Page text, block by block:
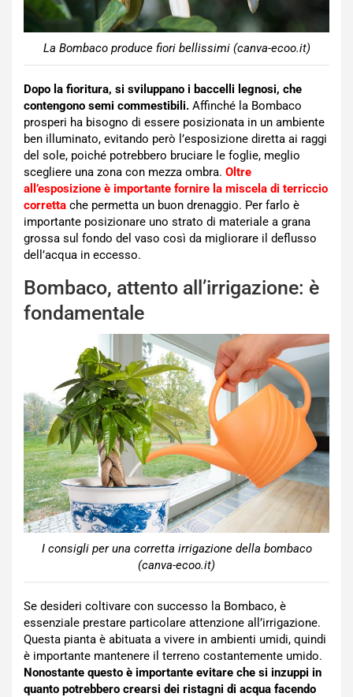
La Bombaco produce fiori bellissimi (canva-ecoo.it)
Dopo la fioritura, si sviluppano i baccelli legnosi, che
contengono semi commestibili. Affinché la Bombaco
prosperi ha bisogno di essere posizionata in un ambiente
ben illuminato, evitando però l’esposizione diretta ai raggi
del sole, poiché potrebbero bruciare le foglie, meglio
scegliere una zona con mezza ombra. Oltre
all’esposizione è importante fornire la miscela di terriccio
corretta che permetta un buon drenaggio. Per farlo è
importante posizionare uno strato di materiale a grana
grossa sul fondo del vaso così da migliorare il deflusso
dell’acqua in eccesso.
Bombaco, attento all’irrigazione: è
fondamentale
I consigli per una corretta irrigazione della bombaco
(canva-ecoo.it)
Se desideri coltivare con successo la Bombaco, è
essenziale prestare particolare attenzione all’irrigazione.
Questa pianta è abituata a vivere in ambienti umidi, quindi
è importante mantenere il terreno costantemente umido.
Nonostante questo è importante evitare che si inzuppi in
quanto potrebbero crearsi dei ristagni di acqua facendo